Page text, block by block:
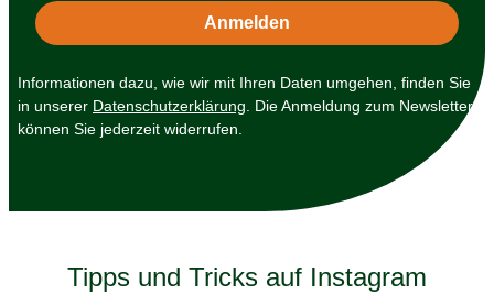
Informationen dazu, wie wir mit Ihren Daten umgehen, finden Sie
in unserer Datenschutzerklärung . Die Anmeldung zum Newsletter
können Sie jederzeit widerrufen.
Tipps und Tricks auf Instagram